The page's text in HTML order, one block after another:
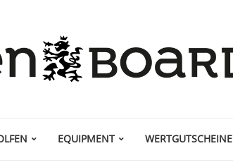
EQUIPMENT WERTGUTSCHEINE